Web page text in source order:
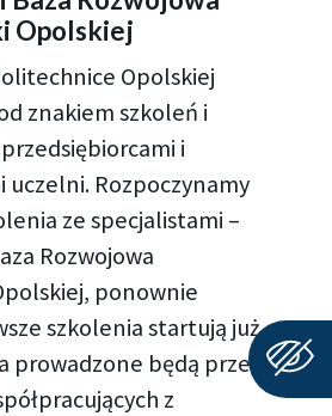
Opolskiej
Opolskiej
znakiem szkoleń i
i
uczelni. Rozpoczynamy
ze specjalistami –
Rozwojowa
ponownie
szkolenia startują już
prowadzone będą przez
z